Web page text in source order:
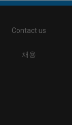
Contact us
채용